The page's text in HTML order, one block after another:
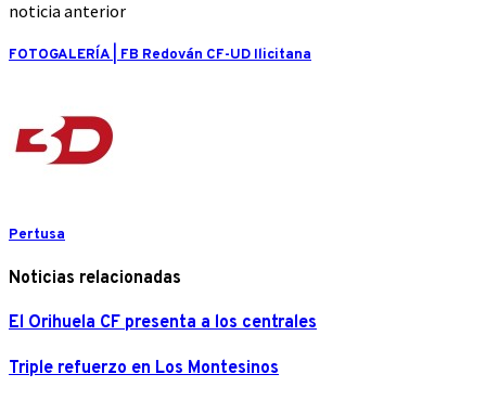
noticia anterior
FOTOGALERÍA | FB Redován CF-UD Ilicitana
Pertusa
Noticias relacionadas
El Orihuela CF presenta a los centrales
Triple refuerzo en Los Montesinos